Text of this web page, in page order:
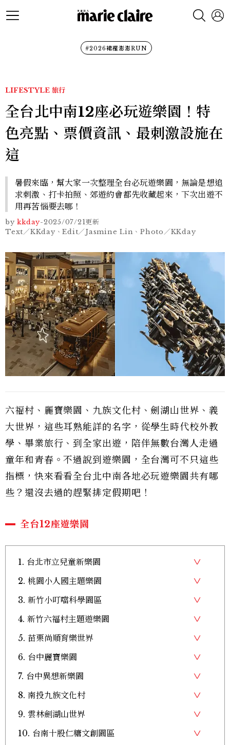
#2026裙襬澎澎RUN
LIFESTYLE 旅行
全台北中南12座必玩遊樂園！特
色亮點、票價資訊、最刺激設施在
這
暑假來臨，幫大家一次整理全台必玩遊樂園，無論是想追
求刺激、打卡拍照、郊遊約會都先收藏起來，下次出遊不
用再苦惱要去哪！
by kkday-2025/07/21更新
Text／KKday、Edit／Jasmine Lin、Photo／KKday
六福村、麗寶樂園、九族文化村、劍湖山世界、義
大世界，這些耳熟能詳的名字，從學生時代校外教
學、畢業旅行、到全家出遊，陪伴無數台灣人走過
童年和青春。不過說到遊樂園，全台灣可不只這些
指標，快來看看全台北中南各地必玩遊樂園共有哪
些？還沒去過的趕緊排定假期吧！
全台12座遊樂園
1. 台北市立兒童新樂園
2. 桃園小人國主題樂園
3. 新竹小叮噹科學園區
4. 新竹六福村主題遊樂園
5. 苗栗尚順育樂世界
6. 台中麗寶樂園
7. 台中異想新樂園
8. 南投九族文化村
9. 雲林劍湖山世界
10. 台南十股仁糖文創園區